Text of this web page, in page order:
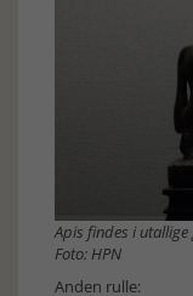
Apis findes i utallige
Foto: HPN
Anden rulle: